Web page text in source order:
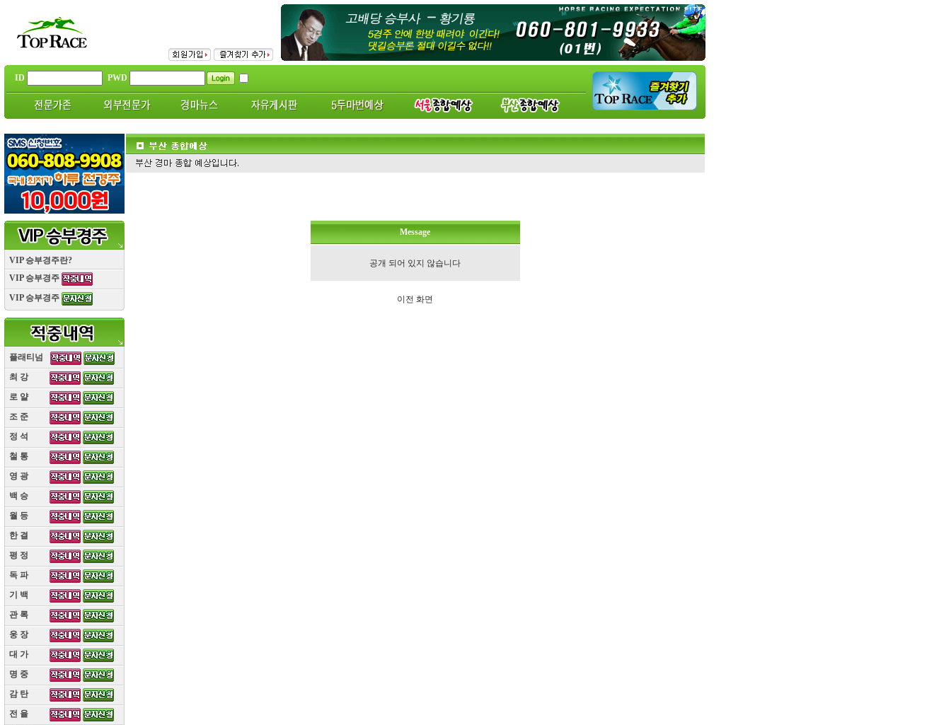
ID PWD
VIP 승부경주란?
VIP 승부경주
VIP 승부경주
플래티넘
최 강
로 얄
조 준
정 석
철 통
영 광
백 승
월 등
한 결
평 정
독 파
기 백
관 록
웅 장
대 가
명 중
감 탄
전 율
Message
공개 되어 있지 않습니다
이전 화면